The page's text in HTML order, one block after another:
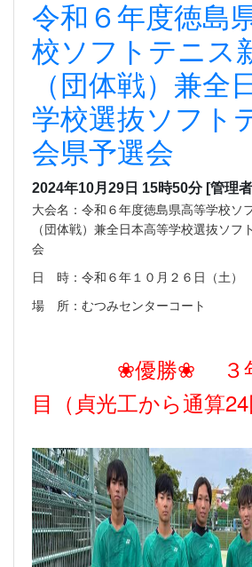
令和６年度徳島
校ソフトテニス
（団体戦）兼全
学校選抜ソフト
会県予選会
2024年10月29日 15時50分 [管理
大会名：令和６年度徳島県高等学校ソ
（団体戦）兼全日本高等学校選抜ソフ
会
日 時：令和６年１０月２６日（土）
場 所：むつみセンターコート
❀優勝❀ ３
目（貞光工から通算24